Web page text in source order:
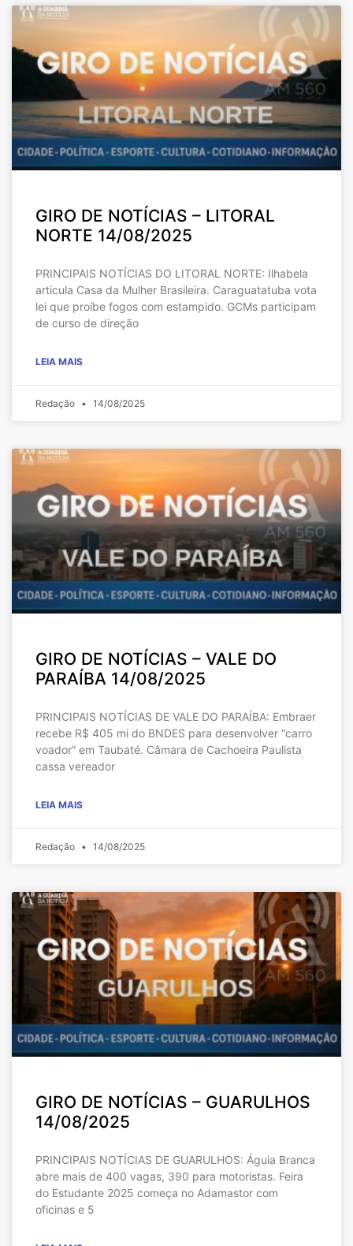
GIRO DE NOTÍCIAS – LITORAL
NORTE 14/08/2025
PRINCIPAIS NOTÍCIAS DO LITORAL NORTE: Ilhabela
articula Casa da Mulher Brasileira. Caraguatatuba vota
lei que proíbe fogos com estampido. GCMs participam
de curso de direção
LEIA MAIS
Redação 14/08/2025
GIRO DE NOTÍCIAS – VALE DO
PARAÍBA 14/08/2025
PRINCIPAIS NOTÍCIAS DE VALE DO PARAÍBA: Embraer
recebe R$ 405 mi do BNDES para desenvolver “carro
voador” em Taubaté. Câmara de Cachoeira Paulista
cassa vereador
LEIA MAIS
Redação 14/08/2025
GIRO DE NOTÍCIAS – GUARULHOS
14/08/2025
PRINCIPAIS NOTÍCIAS DE GUARULHOS: Águia Branca
abre mais de 400 vagas, 390 para motoristas. Feira
do Estudante 2025 começa no Adamastor com
oficinas e 5